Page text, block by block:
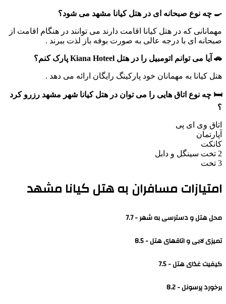
🍳 چه نوع صبحانه ای در هتل کیانا مشهد می شود؟
مهمانانی که در هتل کیانا اقامت دارند می توانند در هنگام اقامت از
صبحانه ای با درجه عالی به صورت بوفه باز لذت ببرند .
🚗 آیا می توانم اتومبیل را در هتل Kiana Hoteel پارک کنم؟
هتل کیانا به مهمانان خود پارکینگ رایگان ارائه می دهد .
🛏️ چه نوع اتاق هایی را می توان در هتل کیانا شهر مشهد رزرو کرد
؟
اتاق وی ای پی
آپارتمان
کانکت
2 تخت سینگل و دابل
3 تخت
امتیازات مسافران به هتل کیانا مشهد
محل هتل و دسترسی به شهر - 7.7
تمیزی لابی و اتاقهای هتل - 8.5
کیفیت غذای هتل - 7.5
برخورد پرسونل - 8.2